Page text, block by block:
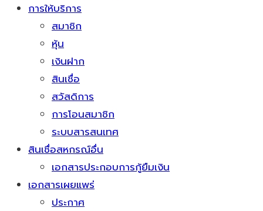
การให้บริการ
สมาชิก
หุ้น
เงินฝาก
สินเชื่อ
สวัสดิการ
การโอนสมาชิก
ระบบสารสนเทศ
สินเชื่อสหกรณ์อื่น
เอกสารประกอบการกู้ยืมเงิน
เอกสารเผยแพร่
ประกาศ